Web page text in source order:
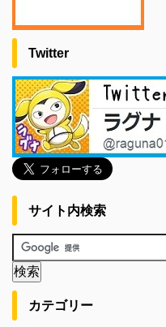
Twitter
サイト内検索
カテゴリー